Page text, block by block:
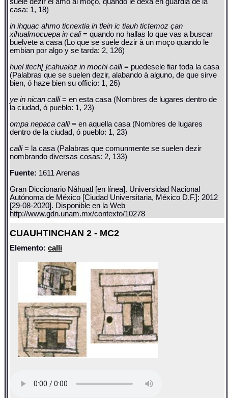
casa: 1, 18)
in ihquac ahmo ticnextia in tlein ic tiauh tictemoz çan
xihualmocuepa in cali= quando no hallas lo que vas a buscar
buelvete a casa (Lo que se suele dezir à un moço quando le
embian por algo y se tarda: 2, 126)
huel itech[ ]cahualoz in mochi calli= puedesele fiar toda la casa
(Palabras que se suelen dezir, alabando à alguno, de que sirve
bien, ó haze bien su officio: 1, 26)
ye in nican calli= en esta casa (Nombres de lugares dentro de
la ciudad, ó pueblo: 1, 23)
ompa nepaca calli= en aquella casa (Nombres de lugares
dentro de la ciudad, ó pueblo: 1, 23)
calli= la casa (Palabras que comunmente se suelen dezir
nombrando diversas cosas: 2, 133)
Fuente: 1611 Arenas
Gran Diccionario Náhuatl [en línea]. Universidad Nacional
Autónoma de México [Ciudad Universitaria, México D.F.]: 2012
[29-08-2020]. Disponible en la Web
http://www.gdn.unam.mx/contexto/10278
CUAUHTINCHAN 2 - MC2
Elemento:calli